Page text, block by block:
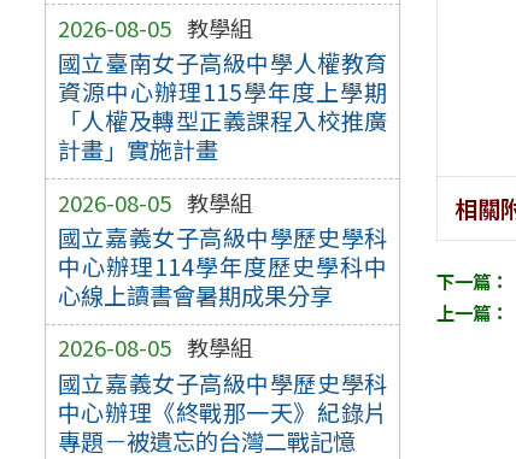
2026-08-05 教學組
國立臺南女子高級中學人權教育
資源中心辦理115學年度上學期
「人權及轉型正義課程入校推廣
計畫」實施計畫
2026-08-05 教學組
國立嘉義女子高級中學歷史學科
中心辦理114學年度歷史學科中
心線上讀書會暑期成果分享
2026-08-05 教學組
國立嘉義女子高級中學歷史學科
中心辦理《終戰那一天》紀錄片
專題－被遺忘的台灣二戰記憶
相關